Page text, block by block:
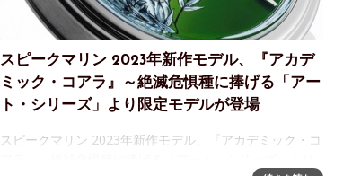
スピークマリン 2023年新作モデル、『アカデ
ミック・コアラ』～絶滅危惧種に捧げる「アー
ト・シリーズ」より限定モデルが登場
スピークマリン 2023年新作モデル、『アカデミック・コ